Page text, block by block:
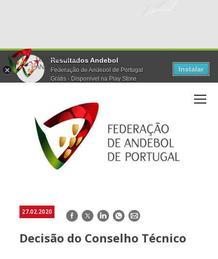
Resultados Andebol
Federação de Andebol de Portugal
Grátis - Disponivel na Play Store
Instalar
27.02.2020 Facebook
TwitterLinkedInWhatsApp
E-
Decisão do Conselho Técnico